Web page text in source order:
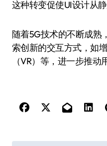
这种转变促使UI设计从
随着5G技术的不断成熟
索创新的交互方式，如
（VR）等，进一步推动